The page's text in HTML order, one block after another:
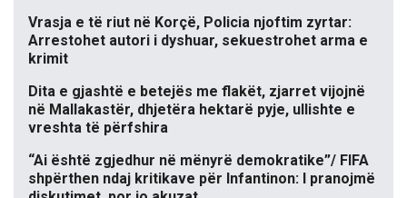
Vrasja e të riut në Korçë, Policia njoftim zyrtar:
Arrestohet autori i dyshuar, sekuestrohet arma e
krimit
Dita e gjashtë e betejës me flakët, zjarret vijojnë
në Mallakastër, dhjetëra hektarë pyje, ullishte e
vreshta të përfshira
“Ai është zgjedhur në mënyrë demokratike”/ FIFA
shpërthen ndaj kritikave për Infantinon: I pranojmë